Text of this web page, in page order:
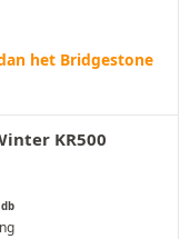
het Bridgestone
KR500